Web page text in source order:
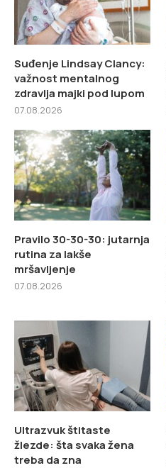
Suđenje Lindsay Clancy:
važnost mentalnog
zdravlja majki pod lupom
07.08.2026
Pravilo 30-30-30: jutarnja
rutina za lakše
mršavljenje
07.08.2026
Ultrazvuk štitaste
žlezde: šta svaka žena
treba da zna